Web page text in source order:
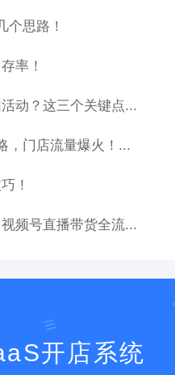
个思路！
率！
动？这三个关键点...
，门店流量爆火！...
！
频号直播带货全流...
开店系统